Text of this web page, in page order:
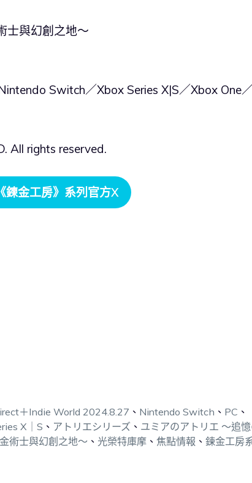
與幻創之地～
Switch／Xbox Series X|S／Xbox One
All rights reserved.
《鍊⾦⼯房》系列官方X
＋Indie World 2024.8.27 、 Nintendo Switch 、 PC 、
X｜S 、 アトリエシリーズ 、 ユミアのアトリエ ～追
術士與幻創之地～ 、 光榮特庫摩 、 焦點情報 、 鍊金工房